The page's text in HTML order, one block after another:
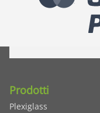
Prodotti
Plexiglass